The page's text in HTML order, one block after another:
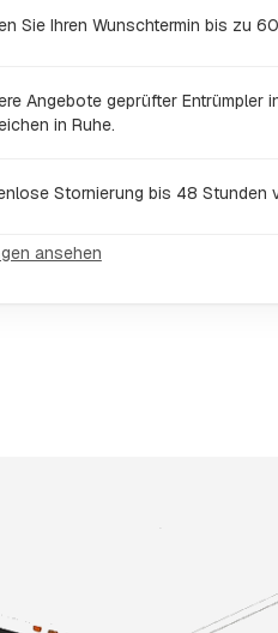
Sie Ihren Wunschtermin bis zu
Angebote geprüfter Entrümpler
in Ruhe.
Stornierung bis 48 Stunden
ansehen